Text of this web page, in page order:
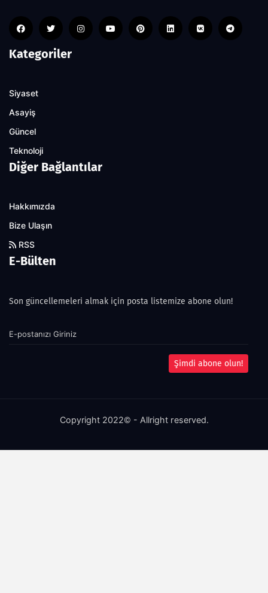
Kategoriler
Siyaset
Asayiş
Güncel
Teknoloji
Diğer Bağlantılar
Hakkımızda
Bize Ulaşın
RSS
E-Bülten
Son güncellemeleri almak için posta listemize abone olun!
Şimdi abone olun!
Copyright 2022© - Allright reserved.